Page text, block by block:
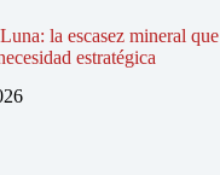
la escasez mineral que
estratégica